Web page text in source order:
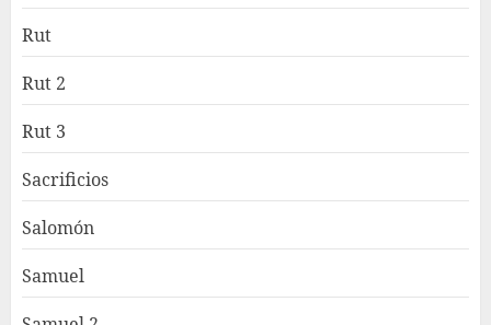
Rut
Rut 2
Rut 3
Sacrificios
Salomón
Samuel